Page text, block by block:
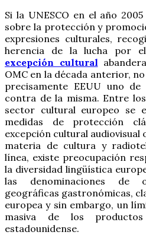
Si la UNESCO en el año
sobre la protección y
expresiones culturales,
herencia de la lucha por
excepción cultural
OMC en la década anterior,
precisamente EEUU uno
contra de la misma. Entre
sector cultural europeo se
medidas de protección
excepción cultural audiovisual
materia de cultura y
línea, existe preocupación
la diversidad lingüística
las denominaciones de
geográficas gastronómicas,
europea y sin embargo, un
masiva de los
estadounidense.